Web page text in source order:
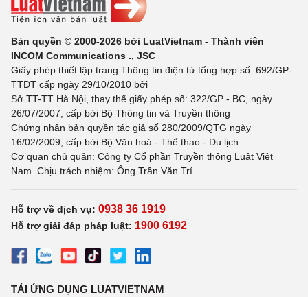
Bản quyền © 2000-2026 bởi LuatVietnam - Thành viên
INCOM Communications ., JSC
Giấy phép thiết lập trang Thông tin điện tử tổng hợp số: 692/GP-
TTĐT cấp ngày 29/10/2010 bởi
Sở TT-TT Hà Nội, thay thế giấy phép số: 322/GP - BC, ngày
26/07/2007, cấp bởi Bộ Thông tin và Truyền thông
Chứng nhận bản quyền tác giả số 280/2009/QTG ngày
16/02/2009, cấp bởi Bộ Văn hoá - Thể thao - Du lịch
Cơ quan chủ quản: Công ty Cổ phần Truyền thông Luật Việt
Nam. Chịu trách nhiệm: Ông Trần Văn Trí
Hỗ trợ về dịch vụ: 0938 36 1919
Hỗ trợ giải đáp pháp luật: 1900 6192
TẢI ỨNG DỤNG LUATVIETNAM